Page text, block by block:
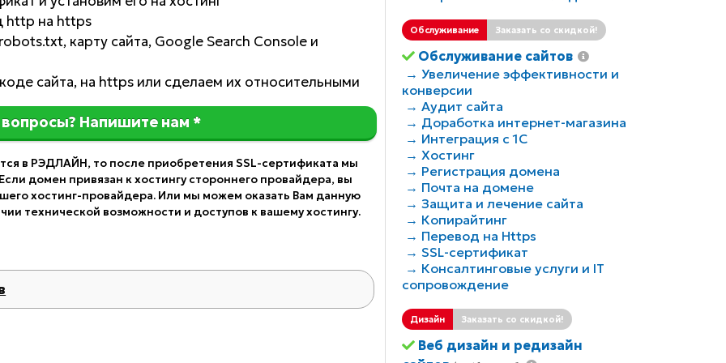
http на https
карту сайта, Google Search Console и
сайта, на https или сделаем их относительными
Напишите нам *
в РЭДЛАЙН, то после приобретения SSL-сертификата мы
домен привязан к хостингу стороннего провайдера, вы
хостинг-провайдера. Или мы можем оказать Вам данную
технической возможности и доступов к вашему хостингу.
Обслуживание Заказать со скидкой!
Обслуживание сайтов
→ Увеличение эффективности и
конверсии
→ Аудит сайта
→ Доработка интернет-магазина
→ Интеграция с 1С
→ Хостинг
→ Регистрация домена
→ Почта на домене
→ Защита и лечение сайта
→ Копирайтинг
→ Перевод на Https
→ SSL-сертификат
→ Консалтинговые услуги и IT
сопровождение
Дизайн Заказать со скидкой!
Веб дизайн и редизайн